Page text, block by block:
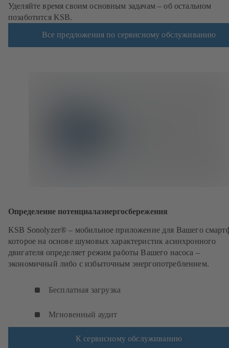
Уделяйте время своим основным задачам – об остальном
позаботится KSB.
Все предложения по сервисному обслуживанию
Определение потенциалаэнергосбережения
KSB Sonolyzer® – мобильное приложение для Вашего
которое на основе шумовых характеристик асинхронного
двигателя определяет режим работы Вашего насоса –
экономичный либо с избыточным энергопотреблением.
Бесплатная загрузка
Мгновенный аудит
К сервисному обслуживанию